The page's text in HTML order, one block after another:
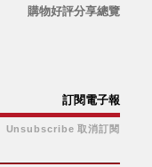
購物好評分享總覽
訂閱電子報
Unsubscribe 取消訂閱